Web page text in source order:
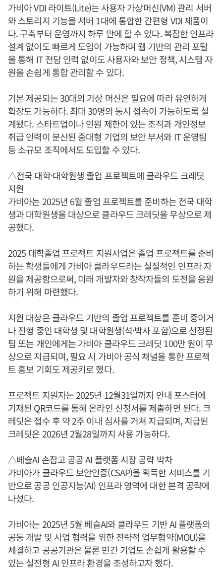
가비아 VDI 라이트(Lite)는 사용자 가상머신(VM) 관리 서버
와 스토리지 기능을 서버 1대에 통합한 간편형 VDI 제품이
다. 구축부터 운영까지 하루 만에 할 수 있다. 복잡한 인프라
설계 없이도 빠르게 도입이 가능하며 웹 기반의 관리 포털
을 통해 IT 전담 인력 없이도 사용자와 보안 정책, 시스템 자
원을 손쉽게 통합 관리할 수 있다.
기본 제공되는 30대의 가상 머신은 필요에 따라 유연하게
확장도 가능하다. 최대 30명의 동시 접속이 가능하도록 설
계됐다. 스타트업이나 인원 제한이 있는 조직과 개인정보
취급 인력이 분산된 중대형 기업의 보안 부서와 IT 운영팀
등 소규모 조직에서도 도입할 수 있다.
△전국 대학·대학원생 졸업 프로젝트에 클라우드 크레딧
지원
가비아는 2025년 6월 졸업 프로젝트를 준비하는 전국 대학
생과 대학원생을 대상으로 클라우드 크레딧을 무상으로 제
공했다.
2025 대학졸업 프로젝트 지원사업은 졸업 프로젝트를 준비
하는 학생들에게 가비아 클라우드라는 실질적인 인프라 자
원을 제공함으로써, 미래 개발자와 창작자들의 도전을 응원
하기 위해 마련했다.
지원 대상은 클라우드 기반의 졸업 프로젝트를 준비 중이거
나 진행 중인 대학생 및 대학원생(석·박사 포함)으로 선정된
팀 또는 개인에게는 가비아 클라우드 크레딧 100만 원이 무
상으로 지급되며, 필요 시 가비아 공식 채널을 통한 프로젝
트 홍보 기회도 제공키로 했다.
프로젝트 지원자는 2025년 12월31일까지 안내 포스터에
기재된 QR코드를 통해 온라인 신청서를 제출하면 된다. 크
레딧은 접수 후 약 2주 이내 심사를 거쳐 지급되며, 지급된
크레딧은 2026년 2월28일까지 사용 가능하다.
△베슬AI 손잡고 공공 AI 플랫폼 시장 공략 박차
가비아가 클라우드 보안인증(CSAP)을 획득한 서비스를 기
반으로 공공 인공지능(AI) 인프라 영역에 대한 본격 공략에
나섰다.
가비아는 2025년 5월 베슬AI와 클라우드 기반 AI 플랫폼의
공동 개발 및 사업 협력을 위한 전략적 업무협약(MOU)을
체결하고 공공기관은 물론 민간 기업도 손쉽게 활용할 수
있는 실전형 AI 인프라 환경을 조성하고자 했다.